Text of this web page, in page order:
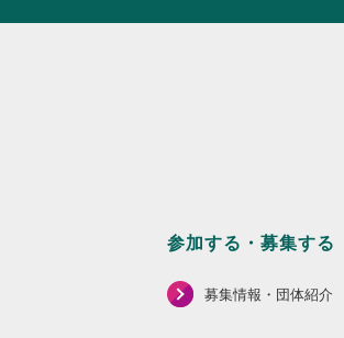
参加する・募集する
募集情報・団体紹介